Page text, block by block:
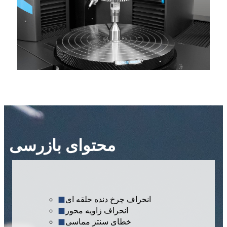
محتوای بازرسی
◼انحراف چرخ دنده حلقه ای
◼ انحراف زاویه محور
◼خطای سنتز مماسی